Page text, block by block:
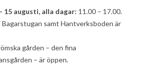
15 augusti, alla dagar: 11.00 – 17.00.
samt Hantverksboden är
gården – den fina
– är öppen.